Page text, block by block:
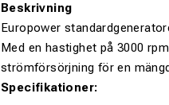
Beskrivning
Europower
Med en hastighet på 3000
strömförsörjning för en
Specifikationer: